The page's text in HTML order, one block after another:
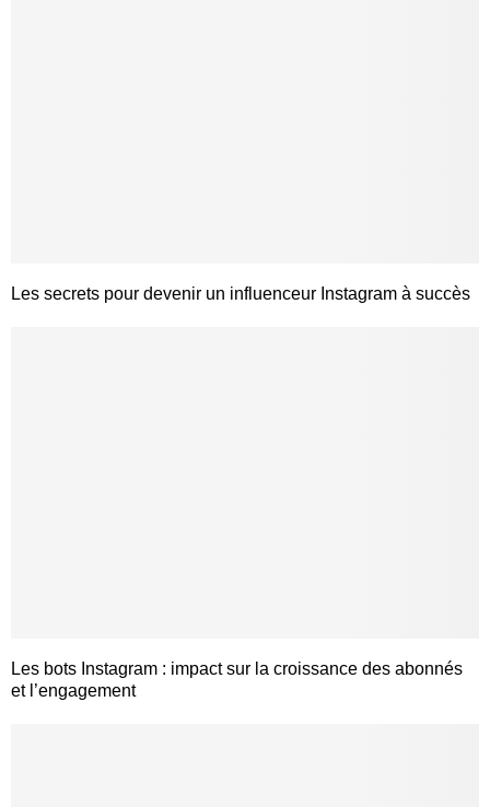
Les secrets pour devenir un influenceur Instagram à succès
Les bots Instagram : impact sur la croissance des abonnés
et l’engagement